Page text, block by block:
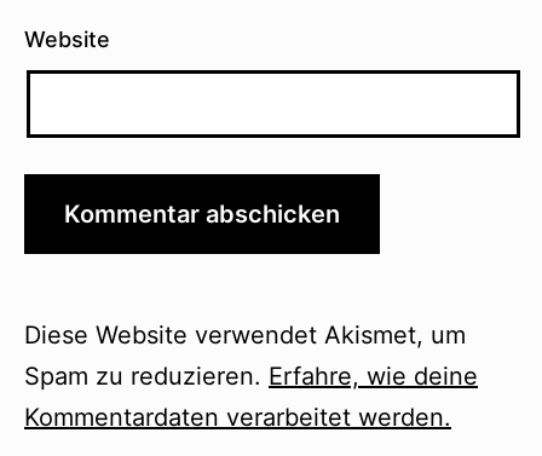
Website
Diese Website verwendet Akismet, um
Spam zu reduzieren. Erfahre, wie deine
Kommentardaten verarbeitet werden.